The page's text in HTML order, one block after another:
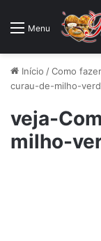
Menu
Início /Como
curau-de-milho-
veja-
milho-